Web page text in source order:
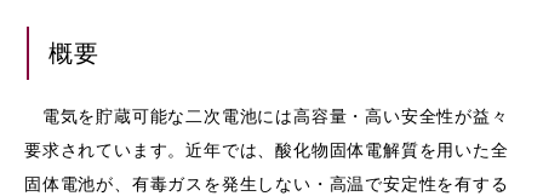
概要
電気を貯蔵可能な⼆次電池には⾼容量・⾼い安全性が益々
要求されています。近年では、酸化物固体電解質を⽤いた全
固体電池が、有毒ガスを発⽣しない・⾼温で安定性を有する